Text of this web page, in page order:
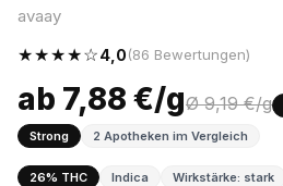
avaay
★★★★☆4,0(86 Bewertungen)
ab 7,88 €/gØ 9,19 €/g
Strong
2 Apotheken im Vergleich
26% THC Indica Wirkstärke: stark